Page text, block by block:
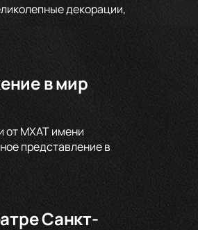
декорации,
в мир
от МХАТ имени
представление в
Санкт-